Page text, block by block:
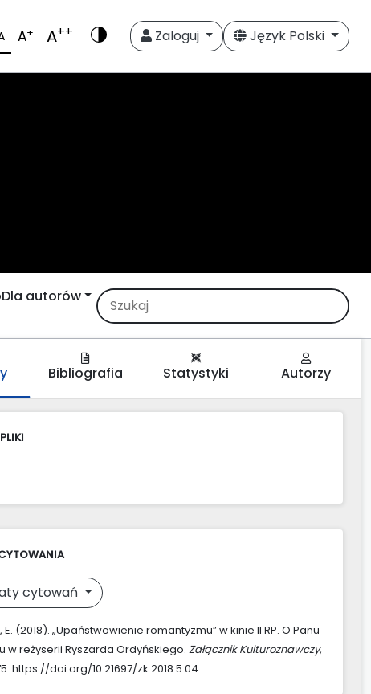
A+ A++ Zaloguj Język Polski
Dla autorów
Bibliografia Statystyki Autorzy
cytowań
E. (2018). „Upaństwowienie romantyzmu” w kinie II RP. O Panu
w reżyserii Ryszarda Ordyńskiego. Załącznik Kulturoznawczy,
https://doi.org/10.21697/zk.2018.5.04